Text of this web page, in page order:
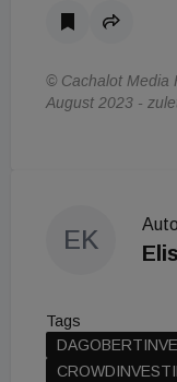
© Cachalot Media
August 2023 -
EK
Tags